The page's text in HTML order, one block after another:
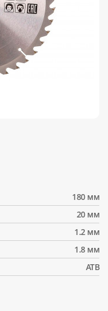
180 мм
20 мм
1.2 мм
1.8 мм
АТВ